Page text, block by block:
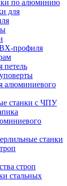
по алюминию
для
профиля
петель
алюминиевого
станки с ЧПУ
станки
строп
стальных